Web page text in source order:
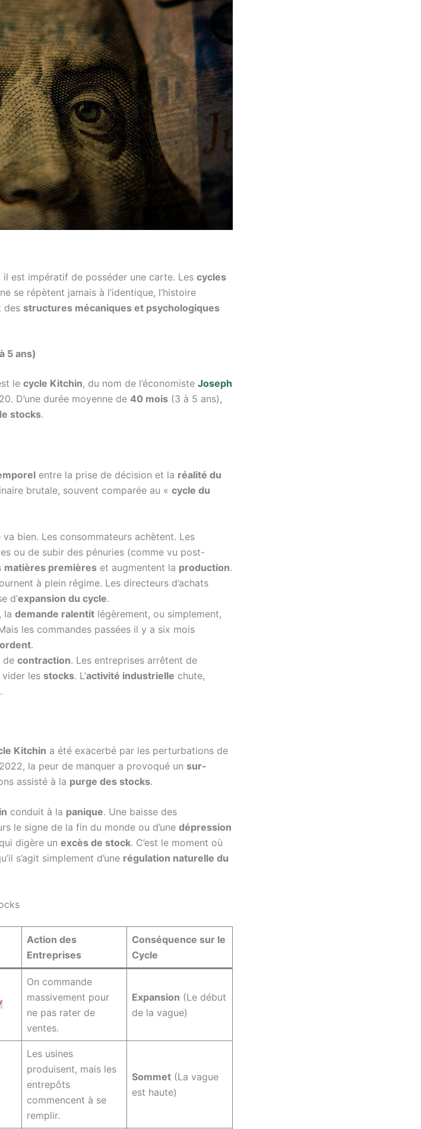
, il est impératif de posséder une carte. Les cycles
se répètent jamais à l’identique, l’histoire
des structures mécaniques et psychologiques
5 ans)
le cycle Kitchin, du nom de l’économiste Joseph
D’une durée moyenne de 40 mois (3 à 5 ans),
stocks.
entre la prise de décision et la réalité du
brutale, souvent comparée au « cycle du
va bien. Les consommateurs achètent. Les
ou de subir des pénuries (comme vu post-
matières premières et augmentent la production.
à plein régime. Les directeurs d’achats
d’expansion du cycle.
la demande ralentit légèrement, ou simplement,
les commandes passées il y a six mois
.
de contraction. Les entreprises arrêtent de
les stocks. L’activité industrielle chute,
.
Kitchin a été exacerbé par les perturbations de
la peur de manquer a provoqué un sur-
assisté à la purge des stocks.
conduit à la panique. Une baisse des
le signe de la fin du monde ou d’une dépression
digère un excès de stock. C’est le moment où
s’agit simplement d’une régulation naturelle du
Action des
Entreprises
Conséquence sur le
Cycle
On commande
massivement pour
ne pas rater de
ventes.
Expansion (Le début
de la vague)
Les usines
produisent, mais les
entrepôts
commencent à se
remplir.
Sommet (La vague
est haute)